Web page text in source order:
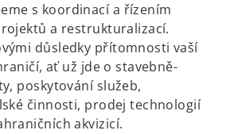
s koordinací a řízením
a restrukturalizací.
důsledky přítomnosti vaší
ať už jde o stavebně-
poskytování služeb,
činnosti, prodej technologií
akvizicí.